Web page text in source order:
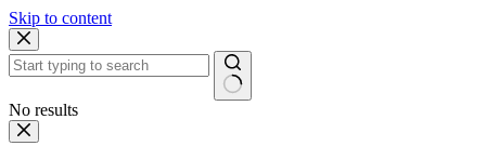
Skip to content
No results